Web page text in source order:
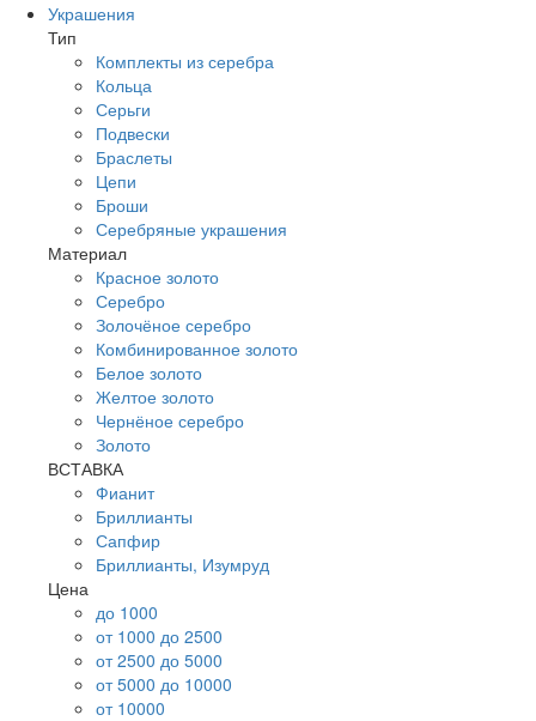
Украшения
Тип
Комплекты из серебра
Кольца
Серьги
Подвески
Браслеты
Цепи
Броши
Серебряные украшения
Материал
Красное золото
Серебро
Золочёное серебро
Комбинированное золото
Белое золото
Желтое золото
Чернёное серебро
Золото
ВСТАВКА
Фианит
Бриллианты
Сапфир
Бриллианты, Изумруд
Цена
до 1000
от 1000 до 2500
от 2500 до 5000
от 5000 до 10000
от 10000